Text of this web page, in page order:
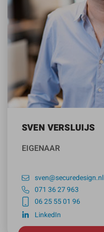
SVEN VERSLUIJS
EIGENAAR
sven@securedesign.nl
071 36 27 963
06 25 55 01 96
LinkedIn